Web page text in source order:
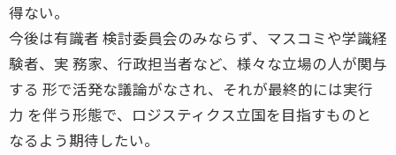
得ない。
今後は有識者 検討委員会のみならず、マスコミや学識経
験者、実 務家、行政担当者など、様々な立場の人が関与
する 形で活発な議論がなされ、それが最終的には実行
力 を伴う形態で、ロジスティクス立国を目指すものと
なるよう期待したい。